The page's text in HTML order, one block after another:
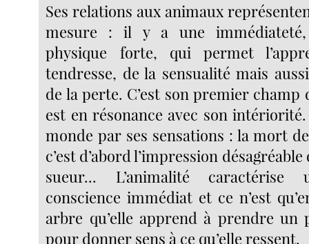
Ses relations aux animaux
mesure : il y a une
physique forte, qui permet
tendresse, de la sensualité mais
de la perte. C’est son premier champ
est en résonance avec son
monde par ses sensations : la mort
c’est d’abord l’impression
sueur... L’animalité
conscience immédiat et ce n’est
arbre qu’elle apprend à prendre un
pour donner sens à ce qu’elle ressent.